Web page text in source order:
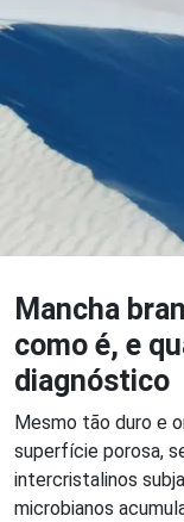
Mancha
como é, e
diagnóstico
Mesmo tão duro e
superfície porosa,
intercristalinos
microbianos